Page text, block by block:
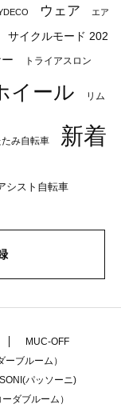
ウェア エア
サイクルモード 202
トライアスロン
イール リム
み自転車
新着
シスト自転車
MUC-OFF
ブルーム）
パッソーニ)
ダブルーム）